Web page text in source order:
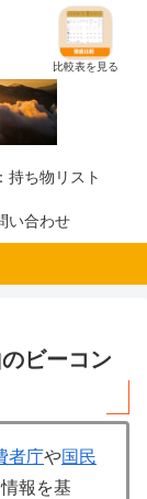
比較表を見る
比較表を見る
持ち物リスト
い合わせ
ビーコン
者庁や国民
報を基